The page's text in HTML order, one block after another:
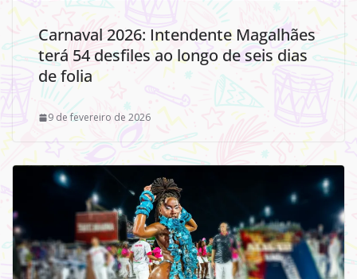
Carnaval 2026: Intendente Magalhães
terá 54 desfiles ao longo de seis dias
de folia
9 de fevereiro de 2026